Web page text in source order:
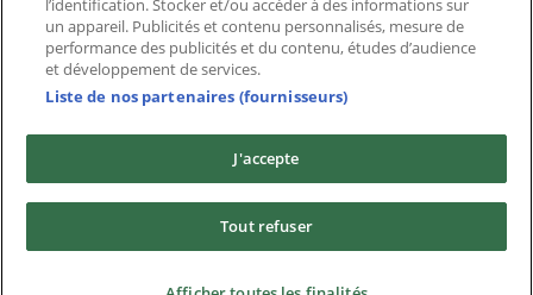
Télécharger l'appli Tiendeo
Copyright © Tiendeo ® 2026 · Shopfully Marketing S.L.U. –
Conditions généralesPolitique de confidentialité
l’identification. Stocker et/ou accéder à des informations sur
un appareil. Publicités et contenu personnalisés, mesure de
performance des publicités et du contenu, études d’audience
et développement de services.
Liste de nos partenaires (fournisseurs)
J'accepte
Tout refuser